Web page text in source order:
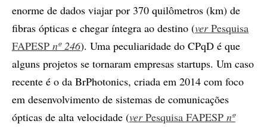
enorme de dados viajar por 370 quilômetros (km) de
fibras ópticas e chegar íntegra ao destino (verPesquisa
FAPESP nº 246). Uma peculiaridade do CPqD é que
alguns projetos se tornaram empresas startups. Um caso
recente é o da BrPhotonics, criada em 2014 com foco
em desenvolvimento de sistemas de comunicações
ópticas de alta velocidade (verPesquisa FAPESP nº